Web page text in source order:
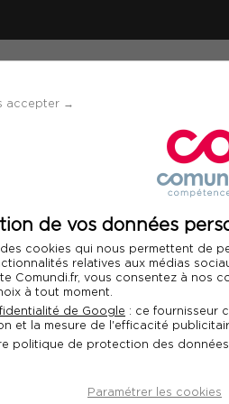
accepter →
de vos données
cookies qui nous permettent de
relatives aux médias
Comundi.fr, vous consentez à nos
à tout moment.
de Google : ce fournisseur
et la mesure de l'efficacité
politique de protection des
Paramétrer les cookies
- Certified